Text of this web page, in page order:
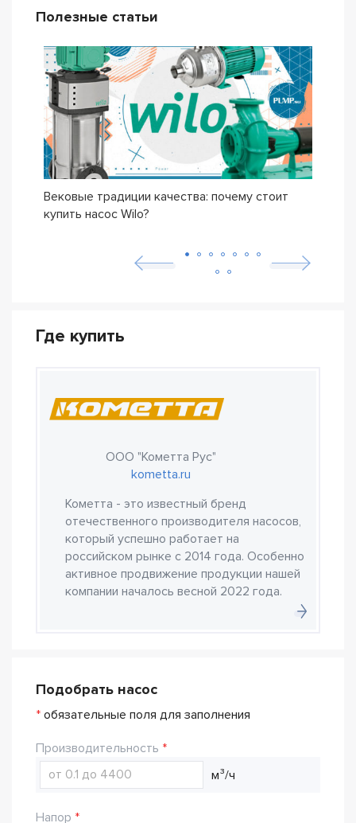
Полезные статьи
Вековые традиции качества: почему стоит
купить насос Wilo?
Где купить
ООО "Кометта Рус"
kometta.ru
Кометта - это известный бренд
отечественного производителя насосов,
который успешно работает на
российском рынке с 2014 года. Особенно
активное продвижение продукции нашей
компании началось весной 2022 года.
Подобрать насос
* обязательные поля для заполнения
Производительность
м³/ч
Напор